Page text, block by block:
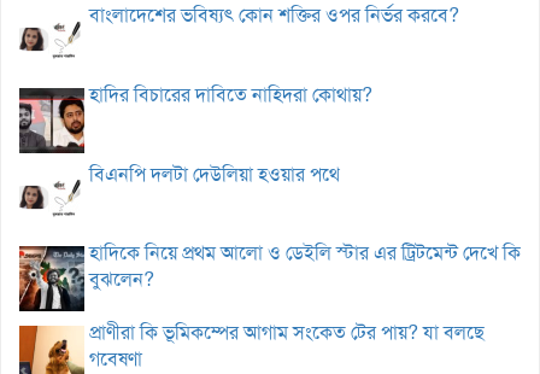
বাংলাদেশের ভবিষ্যৎ কোন শক্তির ওপর নির্ভর করবে?
হাদির বিচারের দাবিতে নাহিদরা কোথায়?
বিএনপি দলটা দেউলিয়া হওয়ার পথে
হাদিকে নিয়ে প্রথম আলো ও ডেইলি স্টার এর ট্রিটমেন্ট দেখে কি
বুঝলেন?
প্রাণীরা কি ভূমিকম্পের আগাম সংকেত টের পায়? যা বলছে
গবেষণা